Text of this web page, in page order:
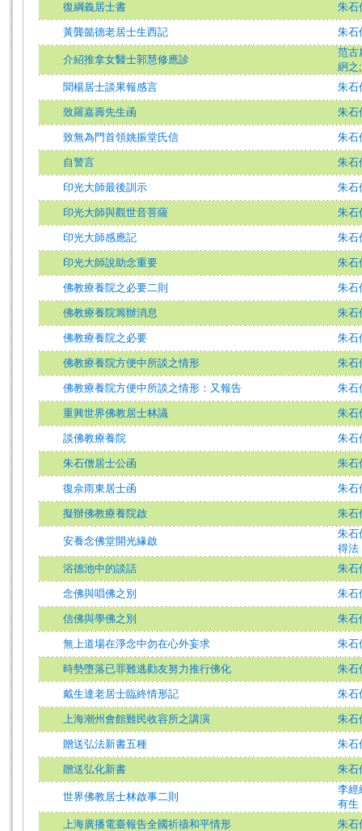
復綱義居士書 朱石
黃龔懿德老居士生西記 朱石
介紹推拿女醫士郭慧修應診
范古
絅之
聞楊居士談果報感言
朱石
致羅嘉壽先生函 朱石
致無為門首領姚振堂氏信 朱石
自警言 朱石
印光大師最後訓示 朱石
印光大師與觀世音菩薩 朱石
印光大師感應記 朱石
印光大師說助念重要 朱石
佛教療養院之必要二則 朱石
佛教療養院籌辦消息 朱石
佛教療養院之必要 朱石
佛教療養院方便中所談之情形 朱石
佛教療養院方便中所談之情形：又報告 朱石
重興世界佛教居士林議 朱石
談佛教療養院 朱石
朱石僧居士公函 朱石
復佘雨東居士函 朱石
擬辦佛教療養院啟 朱石
安養念佛堂開光緣啟
朱石
得法
浴德池中的談話
朱石
念佛與唱佛之別 朱石
信佛與學佛之別 朱石
無上道場在淨念中勿在心外妄求 朱石
時勢墮落已罪難逃勸友努力推行佛化 朱石
戴生達老居士臨終情形記 朱石
上海潮州會館難民收容所之講演 朱石
贈送弘法新書五種 朱石
贈送弘化新書 朱石
世界佛教居士林啟事二則
李經
有生
上海廣播電臺報告全國祈禱和平情形
朱石